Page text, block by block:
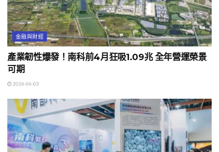
金融與財經
產業韌性爆發！南科前4月狂吸1.09兆 全年營運榮景
可期
2026-06-03